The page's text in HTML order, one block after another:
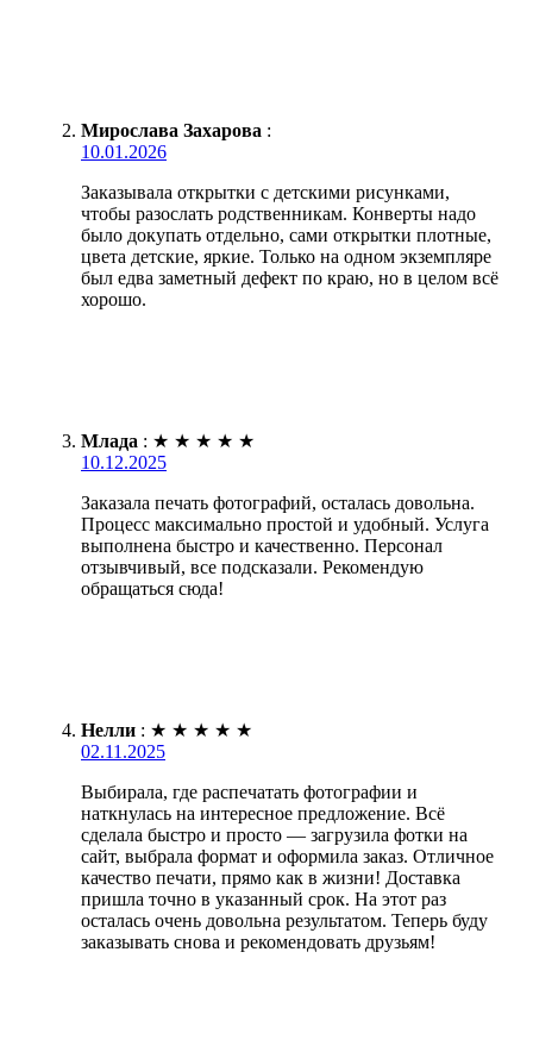
Мирослава Захарова :
10.01.2026
Заказывала открытки с детскими рисунками,
чтобы разослать родственникам. Конверты надо
было докупать отдельно, сами открытки плотные,
цвета детские, яркие. Только на одном экземпляре
был едва заметный дефект по краю, но в целом всё
хорошо.
Млада : ★ ★ ★ ★ ★
10.12.2025
Заказала печать фотографий, осталась довольна.
Процесс максимально простой и удобный. Услуга
выполнена быстро и качественно. Персонал
отзывчивый, все подсказали. Рекомендую
обращаться сюда!
Нелли : ★ ★ ★ ★ ★
02.11.2025
Выбирала, где распечатать фотографии и
наткнулась на интересное предложение. Всё
сделала быстро и просто — загрузила фотки на
сайт, выбрала формат и оформила заказ. Отличное
качество печати, прямо как в жизни! Доставка
пришла точно в указанный срок. На этот раз
осталась очень довольна результатом. Теперь буду
заказывать снова и рекомендовать друзьям!